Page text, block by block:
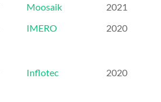
Moosaik 2021
IMERO 2020
Inflotec 2020